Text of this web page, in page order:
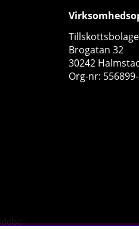
Brogatan 32
30242
Org-nr: